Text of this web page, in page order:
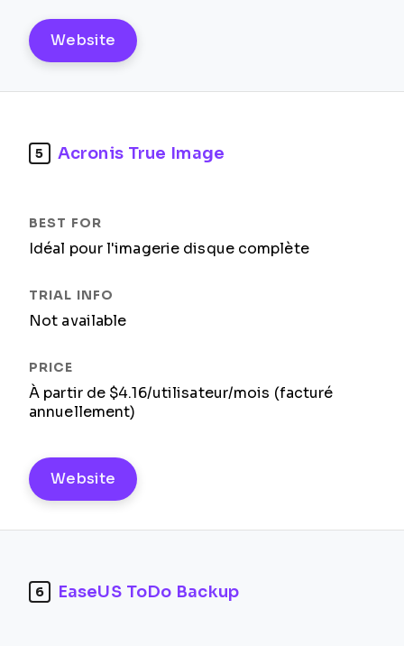
Website
5 Acronis True Image
Idéal pour l'imagerie disque complète
Not available
À partir de $4.16/utilisateur/mois (facturé
annuellement)
Website
6 EaseUS ToDo Backup